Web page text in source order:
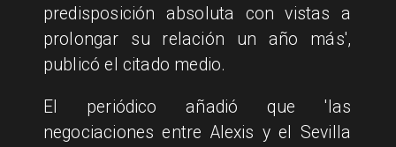
predisposición absoluta con vistas a
prolongar su relación un año más',
publicó el citado medio.
El periódico añadió que 'las
negociaciones entre Alexis y el Sevilla